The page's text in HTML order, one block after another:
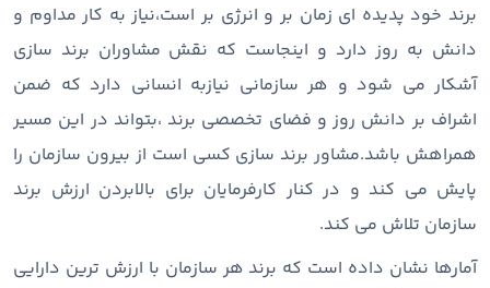
برند خود پدیده ای زمان بر و انرژی بر است،نیاز به کار مداوم و
دانش به روز دارد و اینجاست که نقش مشاوران برند سازی
آشکار می شود و هر سازمانی نیازبه انسانی دارد که ضمن
اشراف بر دانش روز و فضای تخصصی برند ،بتواند در این مسیر
همراهش باشد.مشاور برند سازی کسی است از بیرون سازمان را
پایش می کند و در کنار کارفرمایان برای بالابردن ارزش برند
سازمان تلاش می کند.
آمارها نشان داده است که برند هر سازمان با ارزش ترین دارایی